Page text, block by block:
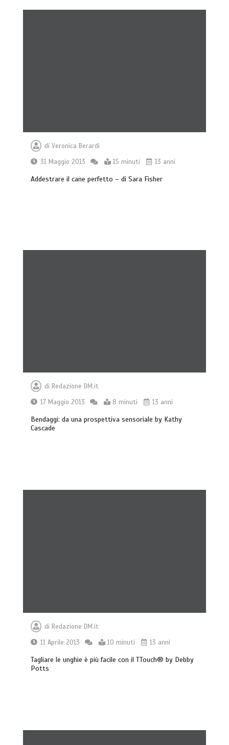
diVeronica Berardi
31 Maggio 2013
15 minuti 13 anni
Addestrare il cane perfetto – di Sara Fisher
di Redazione DM.it
17 Maggio 2013
8 minuti 13 anni
Bendaggi: da una prospettiva sensoriale by Kathy
Cascade
di Redazione DM.it
11 Aprile 2013
10 minuti 13 anni
Tagliare le unghie è più facile con il TTouch® by Debby
Potts